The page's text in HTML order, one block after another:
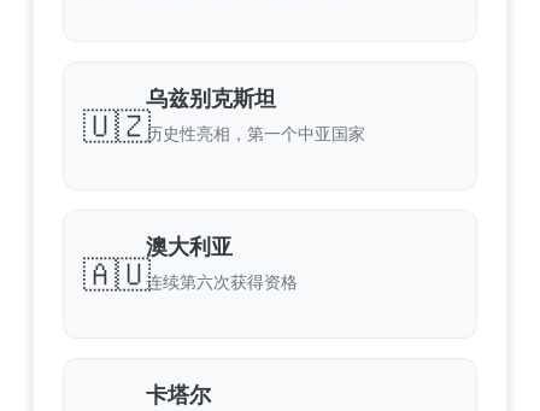
🇺🇿
乌兹别克斯坦
历史性亮相，第一个中亚国家
🇦🇺
澳大利亚
连续第六次获得资格
卡塔尔